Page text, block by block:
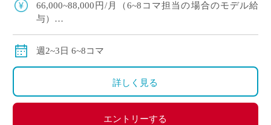
66,000~88,000円/月（6~8コマ担当の場合のモデル給
与）
週2~3日 6~8コマ
詳しく見る
エントリーする